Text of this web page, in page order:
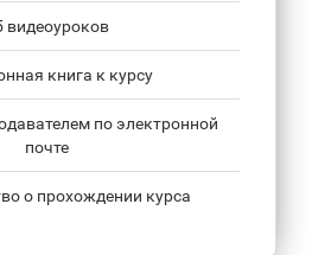
видеоуроков
книга к курсу
по электронной
почте
о прохождении курса